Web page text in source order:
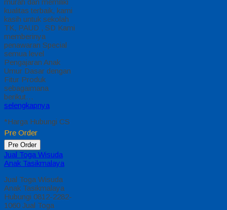
Hubungi 0812-2282-
1060 Jual Toga
Wisuda Anak Gianyar
Bali – Temukan Paket
Promosi toga wisuda
anak komplet pada
harga paling murah
dan memiliki kualitas
terbaik, kami kasih
untuk sekolah TK,
PAUD , SD Kami
memberinya
penawaran Special
Pengajaran Anak
Umur Dasar dengan
Fitur Produk
sebagaimana berikut :
Kain Toga…
selengkapnya
*Harga Hubungi CS
Pre Order
Pre Order